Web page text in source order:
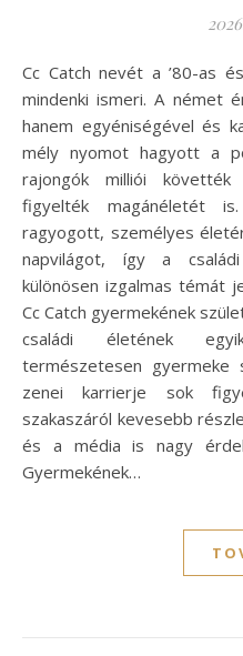
Cc Catch nevét a ’80-as és ’90-es évek zenei világában
mindenki ismeri. A német
hanem egyéniségével és
mély nyomot hagyott a
rajongók milliói követték
figyelték magánéletét
ragyogott, személyes
napvilágot, így a
különösen izgalmas témát
Cc Catch gyermekének
családi életének
természetesen gyermeke
zenei karrierje sok
szakaszáról kevesebb
és a média is nagy
Gyermekének…